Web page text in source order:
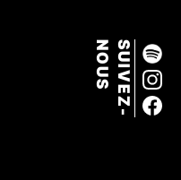
S
U
I
V
E
Z
-
N
O
U
S